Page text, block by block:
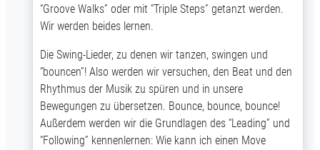
“Groove Walks” oder mit “Triple Steps” getanzt werden.
Wir werden beides lernen.
Die Swing-Lieder, zu denen wir tanzen, swingen und
“bouncen”! Also werden wir versuchen, den Beat und den
Rhythmus der Musik zu spüren und in unsere
Bewegungen zu übersetzen. Bounce, bounce, bounce!
Außerdem werden wir die Grundlagen des “Leading” und
“Following” kennenlernen: Wie kann ich einen Move